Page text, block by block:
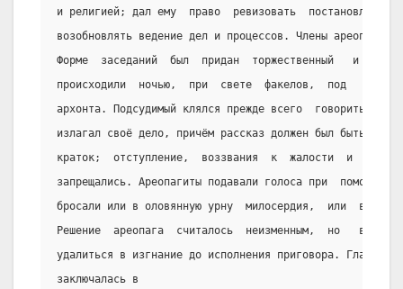
и религией; дал ему  право  ревизовать  постановления
возобновлять ведение дел и процессов. Члены ареопага
Форме  заседаний  был  придан  торжественный   и
происходили  ночью,  при  свете  факелов,  под
архонта. Подсудимый клялся прежде всего  говорить
излагал своё дело, причём рассказ должен был быть
краток;  отступление,  воззвания  к  жалости  и
запрещались. Ареопагиты подавали голоса при  помощи
бросали или в оловянную урну  милосердия,  или  в
Решение  ареопага  считалось  неизменным,  но
удалиться в изгнание до исполнения приговора. Главная
заключалась в